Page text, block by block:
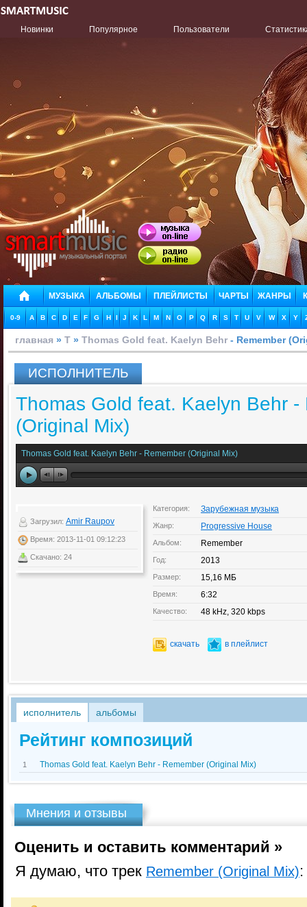
Новинки Популярное Пользователи
МУЗЫКА АЛЬБОМЫ ПЛЕЙЛИСТЫ ЧАРТЫ ЖАНРЫ
0-9 A B C D E F G H I J K L M N O P Q R S T U V W X Y
главная » T » Thomas Gold feat. Kaelyn Behr - Remember
ИСПОЛНИТЕЛЬ
Thomas Gold feat. Kaelyn Behr -
(Original Mix)
Thomas Gold feat. Kaelyn Behr - Remember (Original Mix)
Загрузил: Amir Raupov
Время: 2013-11-01 09:12:23
Скачано: 24
Категория: Зарубежная музыка
Жанр: Progressive House
Альбом: Remember
Год: 2013
Размер: 15,16 МБ
Время: 6:32
Качество: 48 kHz, 320 kbps
скачать в плейлист
исполнитель альбомы
Рейтинг композиций
1 Thomas Gold feat. Kaelyn Behr - Remember (Original Mix)
Мнения и отзывы
Оценить и оставить комментарий »
Я думаю, что трек Remember (Original Mix):